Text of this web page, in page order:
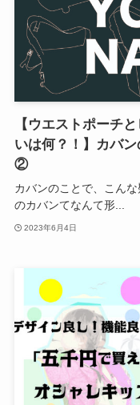
【ウエストポーチ
いは何？！】カバ
②
カバンのことで、こん
のカバンてなんて形...
2023年6月4日